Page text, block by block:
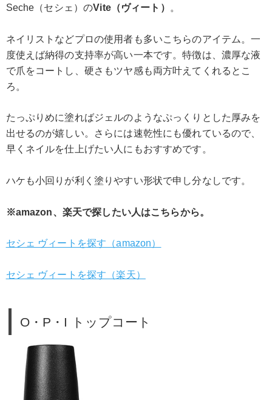
Seche（セシェ）のVite（ヴィート） 。
ネイリストなどプロの使用者も多いこちらのアイテム。一
度使えば納得の支持率が高い一本です。特徴は、濃厚な液
で爪をコートし、硬さもツヤ感も両方叶えてくれるとこ
ろ。
たっぷりめに塗ればジェルのようなぷっくりとした厚みを
出せるのが嬉しい。さらには速乾性にも優れているので、
早くネイルを仕上げたい人にもおすすめです。
ハケも小回りが利く塗りやすい形状で申し分なしです。
※amazon、楽天で探したい人はこちらから。
セシェ ヴィートを探す（amazon）
セシェ ヴィートを探す（楽天）
O・P・I トップコート